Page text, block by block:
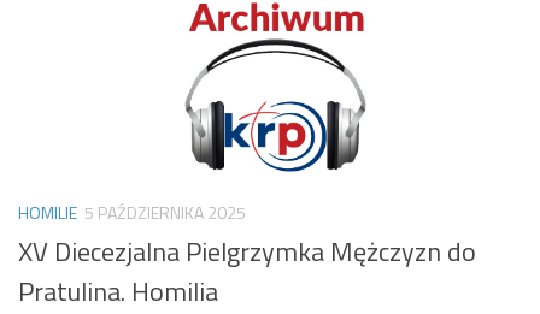
HOMILIE 5 PAŹDZIERNIKA 2025
XV Diecezjalna Pielgrzymka Mężczyzn do
Pratulina. Homilia